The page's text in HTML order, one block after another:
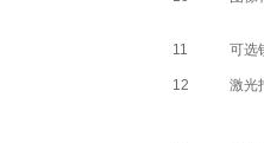
11 可选
12 激光